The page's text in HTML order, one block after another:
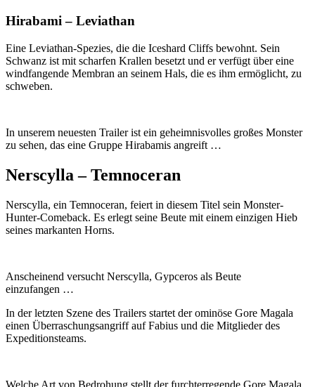
Hirabami – Leviathan
Eine Leviathan-Spezies, die die Iceshard Cliffs bewohnt. Sein
Schwanz ist mit scharfen Krallen besetzt und er verfügt über eine
windfangende Membran an seinem Hals, die es ihm ermöglicht, zu
schweben.
In unserem neuesten Trailer ist ein geheimnisvolles großes Monster
zu sehen, das eine Gruppe Hirabamis angreift …
Nerscylla – Temnoceran
Nerscylla, ein Temnoceran, feiert in diesem Titel sein Monster-
Hunter-Comeback. Es erlegt seine Beute mit einem einzigen Hieb
seines markanten Horns.
Anscheinend versucht Nerscylla, Gypceros als Beute
einzufangen …
In der letzten Szene des Trailers startet der ominöse Gore Magala
einen Überraschungsangriff auf Fabius und die Mitglieder des
Expeditionsteams.
Welche Art von Bedrohung stellt der furchterregende Gore Magala